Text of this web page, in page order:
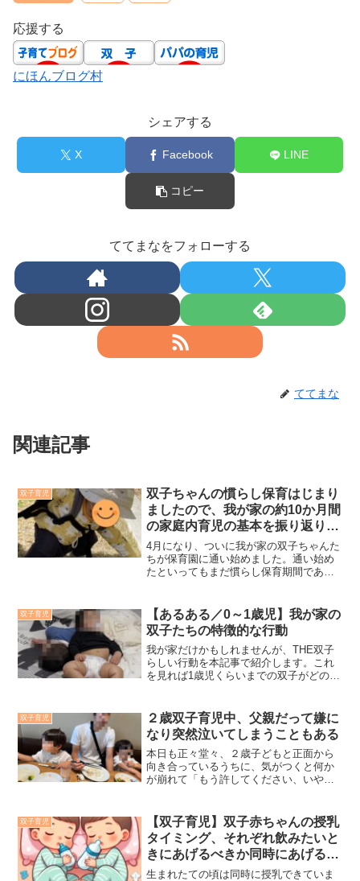
応援する
にほんブログ村
シェアする
X Facebook LINE
コピー
ててまなをフォローする
ててまな
関連記事
双子育児
双子ちゃんの慣らし保育はじまり
ましたので、我が家の約10か月間
の家庭内育児の基本を振り返りま
す
4月になり、ついに我が家の双子ちゃんた
ちが保育園に通い始めました。通い始め
たといってもまだ慣らし保育期間であ
ろんなものに興味津々なようで、今のと
ころ泣かずに割と楽しそう（むしろ家よ
り満足気）に過ごしているようです。保
育園という新しい環境に思っている以上
に順応できているようなのですが、もし
かしたらこれまでの我が家の育児のやり
りの意味も込めて、本記事で約10か月間
の我が家の家庭内育児の基本について紹
介します。
双子育児
【あるある／0～1歳児】我が家の
双子たちの特徴的な行動
我が家だけかもしれませんが、THE双子
らしい行動を本記事で紹介します。これ
を見れば1歳児くらいまでの双子がどのよ
双子育児
２歳双子育児中、父親だって嫌に
なり突然泣いてしまうこともある
本日も正々堂々、２歳子どもと正面から
向き合っているうちに、気がつくと何か
が崩れて「もう許してください、いやい
をまとめます。
双子育児
【双子育児】双子赤ちゃんの授乳
タイミング、それぞれ飲みたいと
きにあげるべきか同時にあげるべ
きか
生まれたての頃は同時に授乳できていま